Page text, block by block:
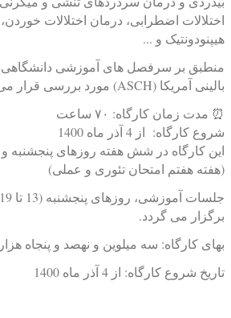
اختلالات اضطرابی، درمان اختلالات
هیپنودونتیک و ...
منطبق بر سرفصل های آموزشی دانشگاهی و
بالینی آمریکا (ASCH) مورد بررسی قرار می گیرد.
⏰ مدت زمان کارگاه: ۷۰ ساعت
شروع کارگاه: از 4 آذر ماه 1400
این کارگاه در شش هفته روزهای پنجشنبه
(هفته هفتم امتحان تئوری و عملی)
برگزار می گردد.
بهای کارگاه: سه میلوین و نهصد و پنجاه
تاریخ شروع کارگاه: از 4 آذر ماه 1400